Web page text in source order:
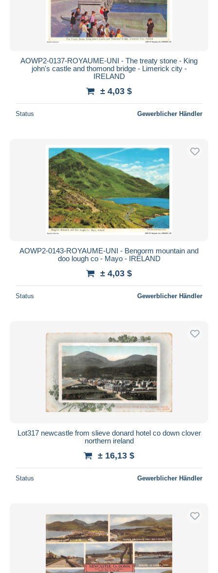
AOWP2-0137-ROYAUME-UNI - The treaty stone - King
john's castle and thomond bridge - Limerick city -
IRELAND
± 4,03 $
Status Gewerblicher Händler
AOWP2-0143-ROYAUME-UNI - Bengorm mountain and
doo lough co - Mayo - IRELAND
± 4,03 $
Status Gewerblicher Händler
Lot317 newcastle from slieve donard hotel co down clover
northern ireland
± 16,13 $
Status Gewerblicher Händler